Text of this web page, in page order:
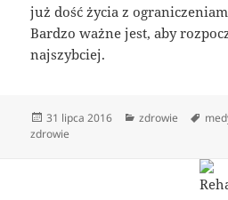
już dość życia z
Bardzo ważne jest, aby
najszybciej.
Data
publikacji
31 lipca 2016 Kategorie
zdrowie Tagi
zdrowie